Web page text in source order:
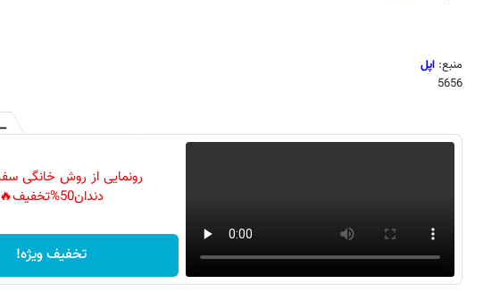
منبع: اپل
5656
رونمایی از روش خانگی
دندان50%تخفیف🔥
تخفیف ویژه!